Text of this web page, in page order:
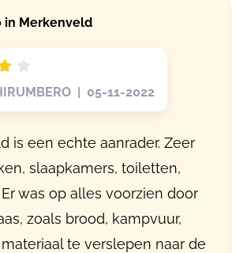
in Merkenveld
| 05-11-2022
is een echte aanrader. Zeer
slaapkamers, toiletten,
Er was op alles voorzien door
zoals brood, kampvuur,
te verslepen naar de